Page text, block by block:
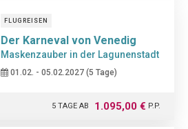
FLUGREISEN
Der Karneval von Venedig
Maskenzauber in der Lagunenstadt
01.02. - 05.02.2027 (5 Tage)
5 TAGE AB 1.095,00 € P.P.